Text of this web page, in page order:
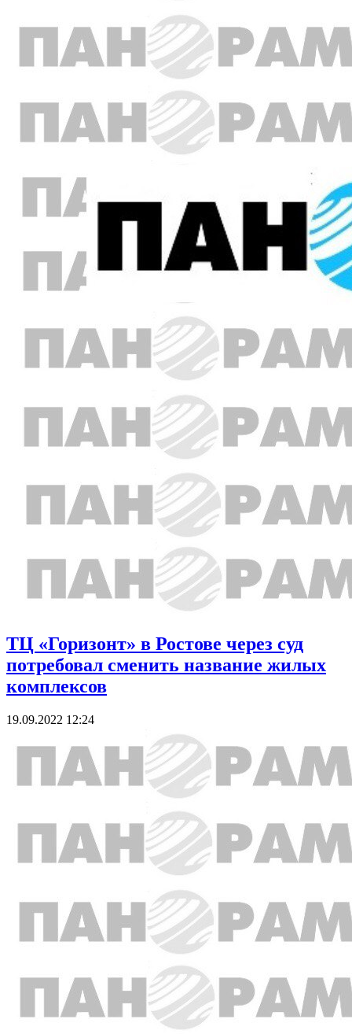
ТЦ «Горизонт» в Ростове через суд
потребовал сменить название жилых
комплексов
19.09.2022 12:24